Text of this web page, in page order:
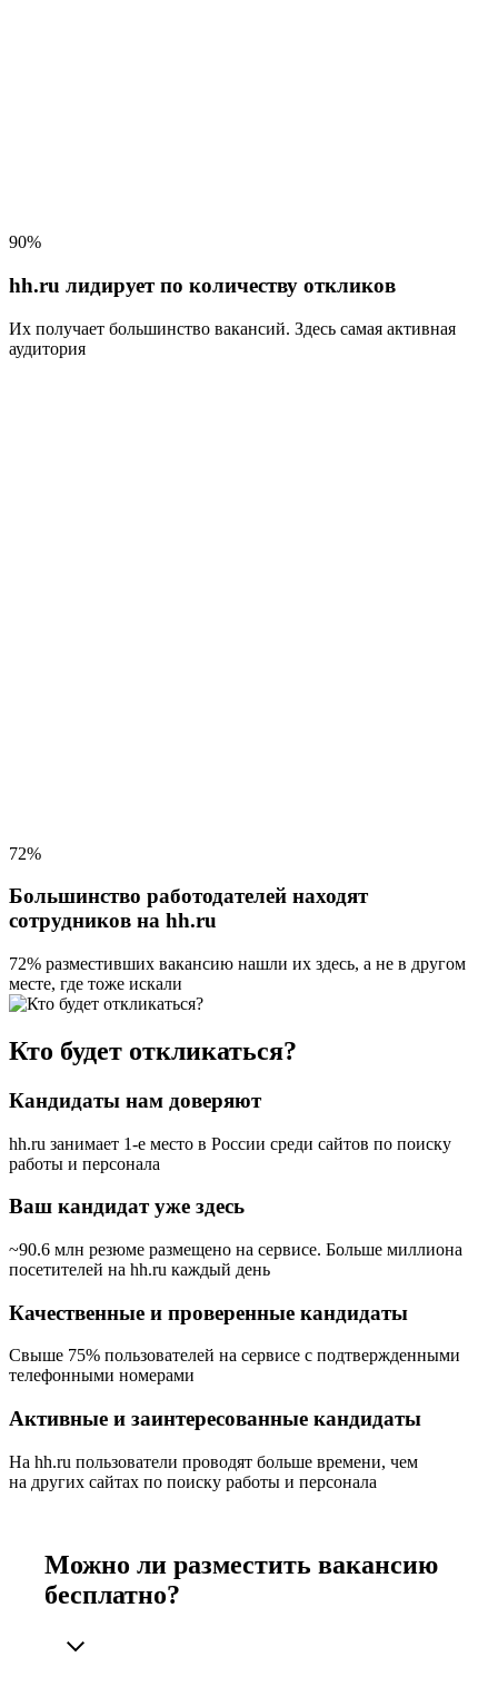
90%
hh.ru лидирует по количеству откликов
Их получает большинство вакансий. Здесь самая активная
аудитория
72%
Большинство работодателей находят
сотрудников на hh.ru
72% разместивших вакансию нашли их здесь, а не в другом
месте, где тоже искали
Кто будет откликаться?
Кандидаты нам доверяют
hh.ru занимает 1-е место в России среди сайтов по поиску
работы и персонала
Ваш кандидат уже здесь
~90.6 млн резюме размещено на сервисе. Больше миллиона
посетителей на hh.ru каждый день
Качественные и проверенные кандидаты
Свыше 75% пользователей на сервисе с подтвержденными
телефонными номерами
Активные и заинтересованные кандидаты
На hh.ru пользователи проводят больше времени, чем
на других сайтах по поиску работы и персонала
Можно ли разместить вакансию
бесплатно?